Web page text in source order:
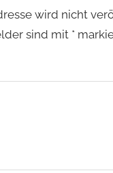
wird nicht
sind mit *